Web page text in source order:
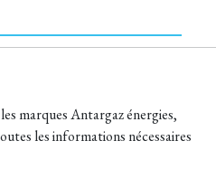
marques Antargaz énergies,
les informations nécessaires